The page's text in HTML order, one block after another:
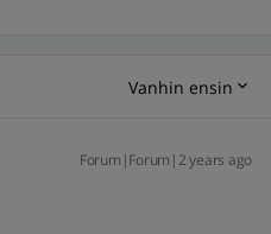
Vanhin ensin
Forum|Forum|2 years ago